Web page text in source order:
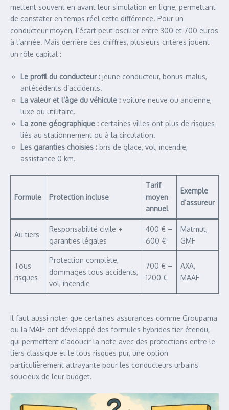
mettent souvent en avant leur simulation en ligne, permettant
de constater en temps réel cette différence. Pour un
conducteur moyen, l’écart peut osciller entre 300 et 700 euros
à l’année. Mais derrière ces chiffres, plusieurs critères jouent
un rôle capital :
Le profil du conducteur : jeune conducteur, bonus-malus,
antécédents d’accidents.
La valeur et l’âge du véhicule : voiture neuve ou ancienne,
luxe ou utilitaire.
La zone géographique : certaines villes ont plus de risques
liés au stationnement ou à la circulation.
Les garanties choisies : bris de glace, vol, incendie,
assistance 0 km.
Formule Protection incluse
Tarif
moyen
annuel
Exemple
d’assureur
Au tiers
Responsabilité civile +
garanties légales
400 € –
600 €
Matmut,
GMF
Tous
risques
Protection complète,
dommages tous accidents,
vol, incendie
700 € –
1200 €
AXA,
MAAF
Il faut aussi noter que certaines assurances comme Groupama
ou la MAIF ont développé des formules hybrides tier étendu,
qui permettent d’adoucir la note avec des protections entre le
tiers classique et le tous risques pur, une option
particulièrement attrayante pour les conducteurs urbains
soucieux de leur budget.